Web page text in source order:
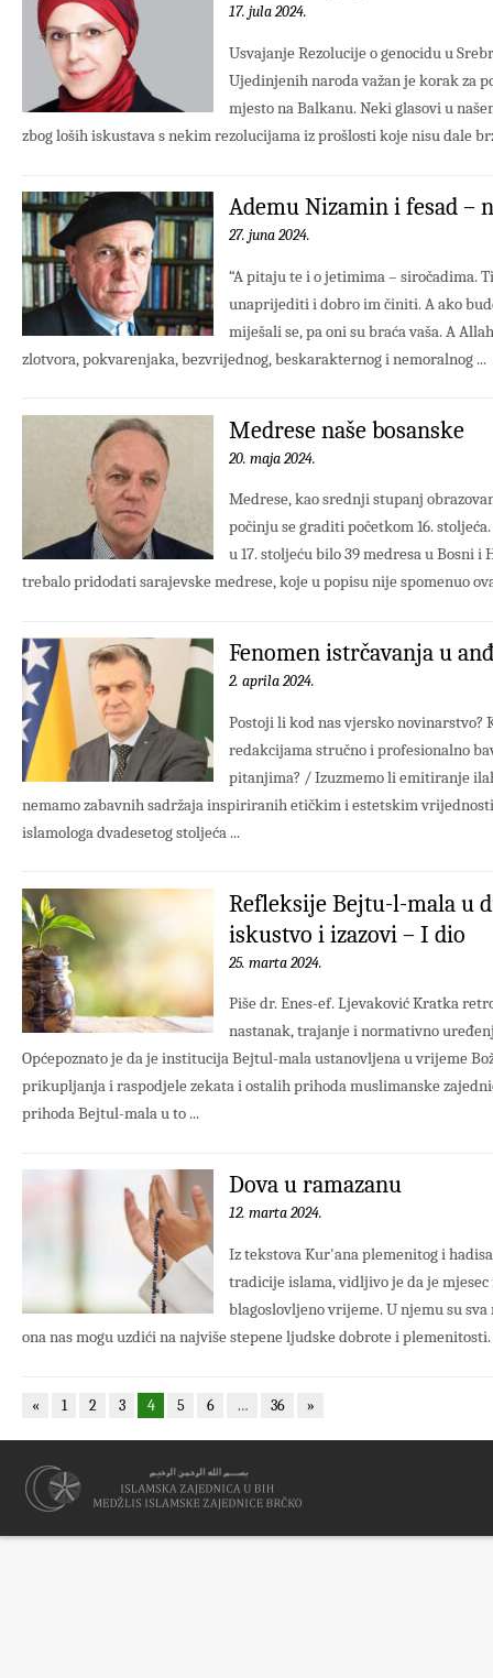
17. jula 2024.
Usvajanje Rezolucije o genocidu u
Ujedinjenih naroda važan je korak za
mjesto na Balkanu. Neki glasovi u
zbog loših iskustava s nekim rezolucijama iz prošlosti koje nisu dale
Ademu Nizamin i fesad –
27. juna 2024.
“A pitaju te i o jetimima – siročadima.
unaprijediti i dobro im činiti. A ako
miješali se, pa oni su braća vaša. A
zlotvora, pokvarenjaka, bezvrijednog, beskarakternog i nemoralnog ...
Medrese naše bosanske
20. maja 2024.
Medrese, kao srednji stupanj
počinju se graditi početkom 16.
u 17. stoljeću bilo 39 medresa u Bosni i
trebalo pridodati sarajevske medrese, koje u popisu nije spomenuo
Fenomen istrčavanja u
2. aprila 2024.
Postoji li kod nas vjersko novinarstvo?
redakcijama stručno i profesionalno
pitanjima? / Izuzmemo li emitiranje
nemamo zabavnih sadržaja inspiriranih etičkim i estetskim
islamologa dvadesetog stoljeća ...
Refleksije Bejtu-l-mala u
iskustvo i izazovi – I dio
25. marta 2024.
Piše dr. Enes-ef. Ljevaković Kratka
nastanak, trajanje i normativno
Općepoznato je da je institucija Bejtul-mala ustanovljena u vrijeme
prikupljanja i raspodjele zekata i ostalih prihoda muslimanske
prihoda Bejtul-mala u to ...
Dova u ramazanu
12. marta 2024.
Iz tekstova Kur'ana plemenitog i
tradicije islama, vidljivo je da je
blagoslovljeno vrijeme. U njemu su
ona nas mogu uzdići na najviše stepene ljudske dobrote i plemenitosti.
« 1 2 3 4 5 6 … 36 »